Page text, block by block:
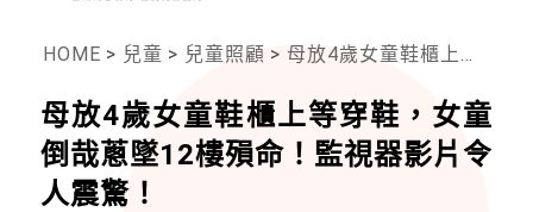
HOME > 兒童 > 兒童照顧 > 母放4歲女童鞋櫃上等穿鞋，女童倒哉蔥墜12樓殞命！監視器影片令人震驚！
母放4歲女童鞋櫃上等穿鞋，女童
倒哉蔥墜12樓殞命！監視器影片令
人震驚！